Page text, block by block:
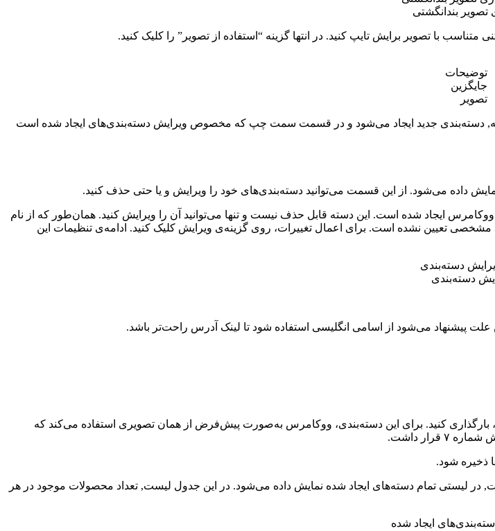
تصویر بندانگشتی
با تصویر برایش تایپ کنید. در انتها گزینه “استفاده از تصویر” را کلیک کنید.
توضیحات
جایگزین
تصویر
گزینه, دسته‌بندی جدید ایجاد می‌شود و در قسمت سمت چپ که مخصوص ویرایش دسته‌بندی‌های ایجاد شده است
می‌شود. از این قسمت می‌توانید دسته‌بندی‌های خود را ویرایش و یا حتی حذف کنید.
ایجاد شده است. این دسته قابل حذف نیست و تنها می‌توانید آن را ویرایش کنید. همان‌طور که از نام
تعیین نشده است. برای اعمال تغییرات، روی گزینه‌ی ویرایش کلیک کنید. ادامه‌ی تنظیمات این
دسته‌بندی
شد، بارگذاری کنید. برای این دسته‌بندی، ووکامرس به‌صورت پیش‌فرض از همان تصویری استفاده می‌کند که
داشت.
ذخیره شود.
لیستی تمام دسته‌های ایجاد شده نمایش داده می‌شود. در این جدول لیست, تعداد محصولات موجود در هر